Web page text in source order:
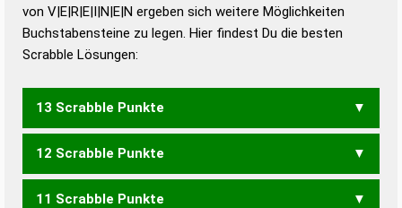
Duden – Die deutsche Grammatik
Duden – Deutsches
von V|E|R|E|I|N|E|N ergeben sich weitere Möglichkeiten
Buchstabensteine zu legen. Hier findest Du die besten
Scrabble Lösungen:
13 Scrabble Punkte
VERNEINE
12 Scrabble Punkte
VERNEIN
11 Scrabble Punkte